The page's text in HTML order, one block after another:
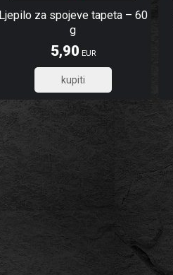
Ljepilo za spojeve tapeta – 60
g
5,90 EUR
4,72